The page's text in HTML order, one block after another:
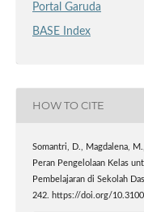
Portal Garuda
BASE Index
HOW TO CITE
Somantri, D., Magdalena,
Peran Pengelolaan Kelas
Pembelajaran di Sekolah
242. https://doi.org/